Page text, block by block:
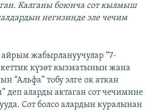
Калганы боюнча сот кылмыш
негизинде эле чечим
айрым жабырлануучулар “7-
күзөт кызматынын жана
“Альфа” тобу элге ок аткан
деп аларды актаган сот чечимине
Сот болсо алардын куралынан